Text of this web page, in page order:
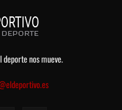
deporte nos mueve.